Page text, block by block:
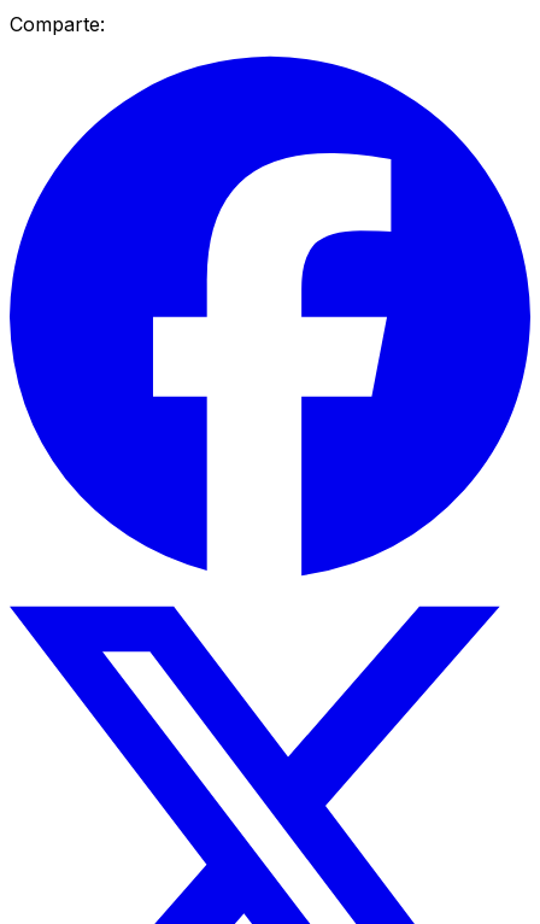
Comparte: